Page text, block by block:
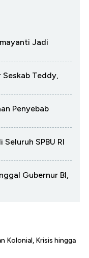
Jadi
Teddy,
Penyebab
SPBU RI
Gubernur BI,
Kolonial, Krisis hingga